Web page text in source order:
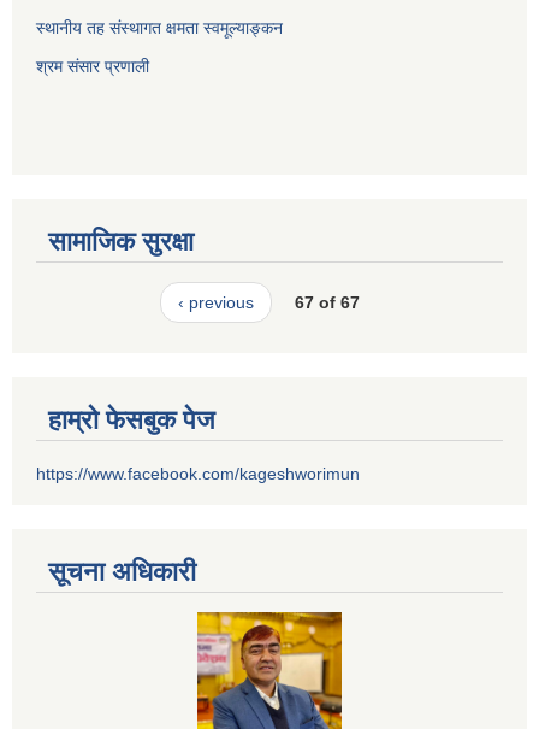
स्थानीय तह संस्थागत क्षमता स्वमूल्याङ्कन
श्रम संसार प्रणाली
सामाजिक सुरक्षा
‹ previous 67 of 67
हाम्रो फेसबुक पेज
https://www.facebook.com/kageshworimun
सूचना अधिकारी